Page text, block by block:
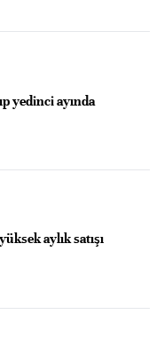
yedinci ayında
aylık satışı